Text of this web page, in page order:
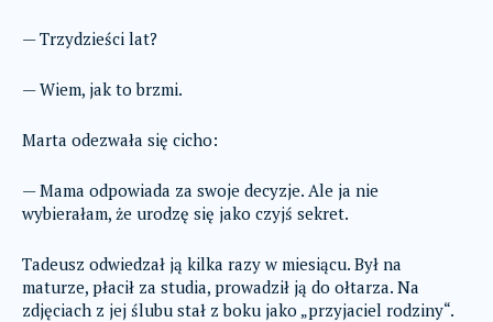
— Trzydzieści lat?
— Wiem, jak to brzmi.
Marta odezwała się cicho:
— Mama odpowiada za swoje decyzje. Ale ja nie
wybierałam, że urodzę się jako czyjś sekret.
Tadeusz odwiedzał ją kilka razy w miesiącu. Był na
maturze, płacił za studia, prowadził ją do ołtarza. Na
zdjęciach z jej ślubu stał z boku jako „przyjaciel rodziny“.